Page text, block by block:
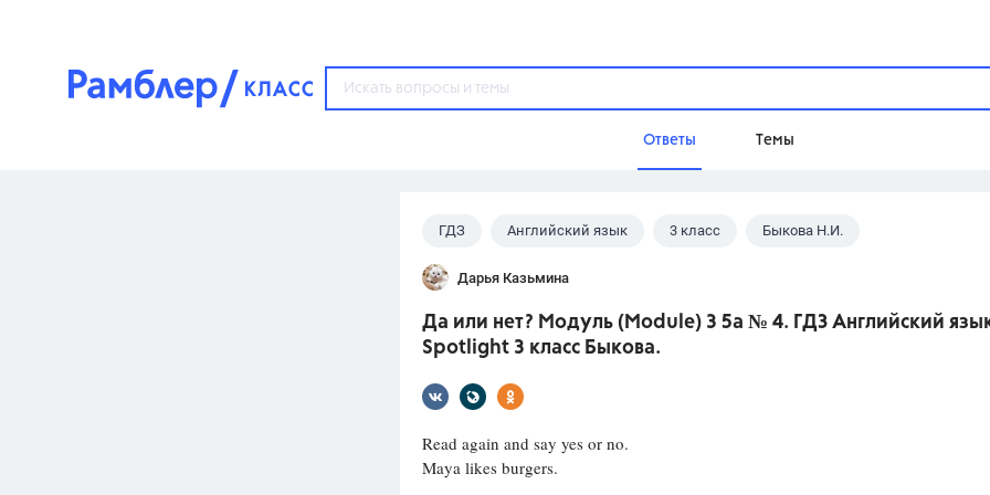
Ответы Темы
Популярные темы
ГДЗ
ОГЭ
ФИПИ
Домашнее задание
ГДЗ Английский язык 3 класс Быкова Н.И.
Дарья Казьмина
Да или нет? Модуль (Module) 3 5a № 4. ГДЗ Английский
Spotlight 3 класс Быкова.
Read again and say yes or no.
Maya likes burgers.